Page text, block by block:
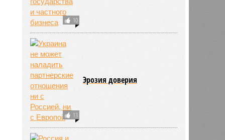
10
13
Эрозия доверия